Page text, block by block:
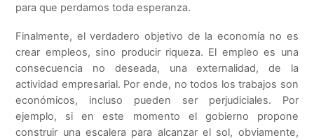
para que perdamos toda esperanza.
Finalmente, el verdadero objetivo de la economía no es
crear empleos, sino producir riqueza. El empleo es una
consecuencia no deseada, una externalidad, de la
actividad empresarial. Por ende, no todos los trabajos son
económicos, incluso pueden ser perjudiciales. Por
ejemplo, si en este momento el gobierno propone
construir una escalera para alcanzar el sol, obviamente,